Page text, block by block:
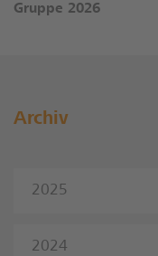
Gruppe 2026
Archiv
2025
2024